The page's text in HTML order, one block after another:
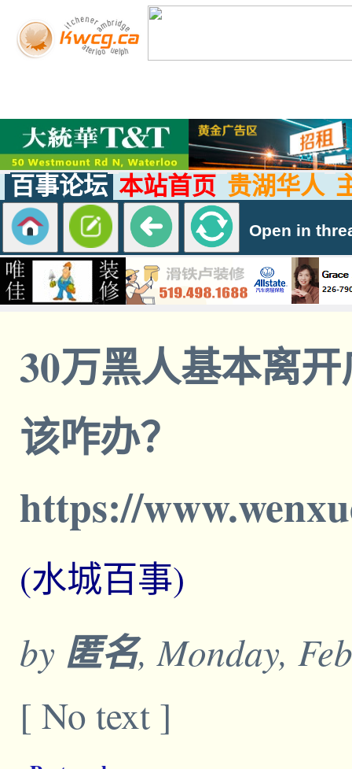
百事论坛 本站首页 贵湖华人
Open in
30万黑人基本离
该咋办？
https://
(水城百事)
by 匿名, Monday,
[ No text ]